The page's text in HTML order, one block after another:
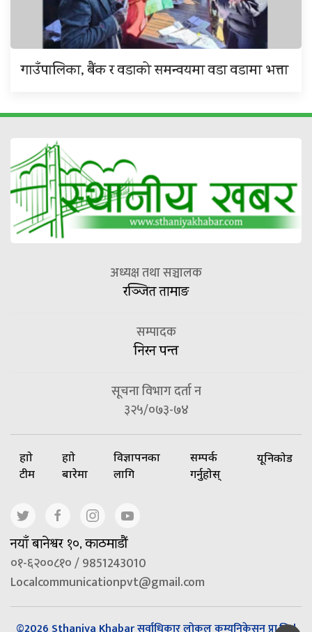
गाउँपालिका, बैंक र वडाको समन्वयमा वडा वडामा भत्ता
अध्यक्ष तथा सञ्चालक
रञ्जित तामाङ
सम्पादक
निरन पन्त
सूचना विभाग दर्ता न
३२५/०७३-७४
हाम्रो
टीम
हाम्रो
बारेमा
विज्ञापनका
लागि
सम्पर्क
गर्नुहोस्
यूनिकोड
नयाँ बानेश्वर १०, काठमाडौं
०१-६२००८१० / 9851243010
Localcommunicationpvt@gmail.com